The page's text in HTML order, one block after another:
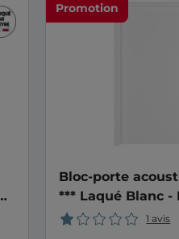
Promotion
Bloc-porte
*** Laqué Blanc -
chantier
1 avis